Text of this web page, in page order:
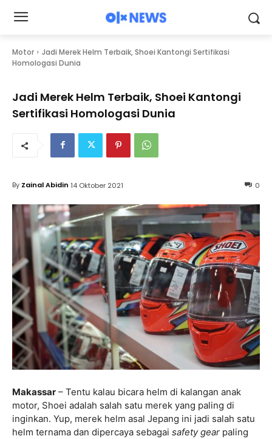
Motor
Jadi Merek Helm Terbaik, Shoei Kantongi Sertifikasi
Homologasi Dunia
Jadi Merek Helm Terbaik, Shoei Kantongi
Sertifikasi Homologasi Dunia
0
By Zainal Abidin 14 Oktober 2021
Makassar – Tentu kalau bicara helm di kalangan anak
motor, Shoei adalah salah satu merek yang paling di
inginkan. Yup, merek helm asal Jepang ini jadi salah satu
helm ternama dan dipercaya sebagai safety gear paling